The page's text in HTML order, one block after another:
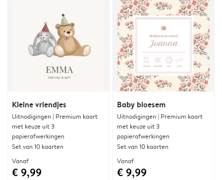
Kleine vriendjes
Uitnodigingen | Premium kaart
met keuze uit 3
papierafwerkingen
Set van 10 kaarten
Vanaf
€ 9,99
Baby bloesem
Uitnodigingen | Premium kaart
met keuze uit 3
papierafwerkingen
Set van 10 kaarten
Vanaf
€ 9,99